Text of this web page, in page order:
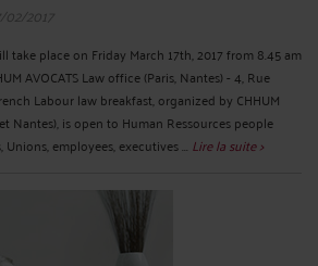
2017
take place on Friday March 17th, 2017 from 8.45 am
AVOCATS Law office (Paris, Nantes) - 4, Rue
Labour law breakfast, organized by CHHUM
Nantes), is open to Human Ressources people
Unions, employees, executives ... Lire la suite >